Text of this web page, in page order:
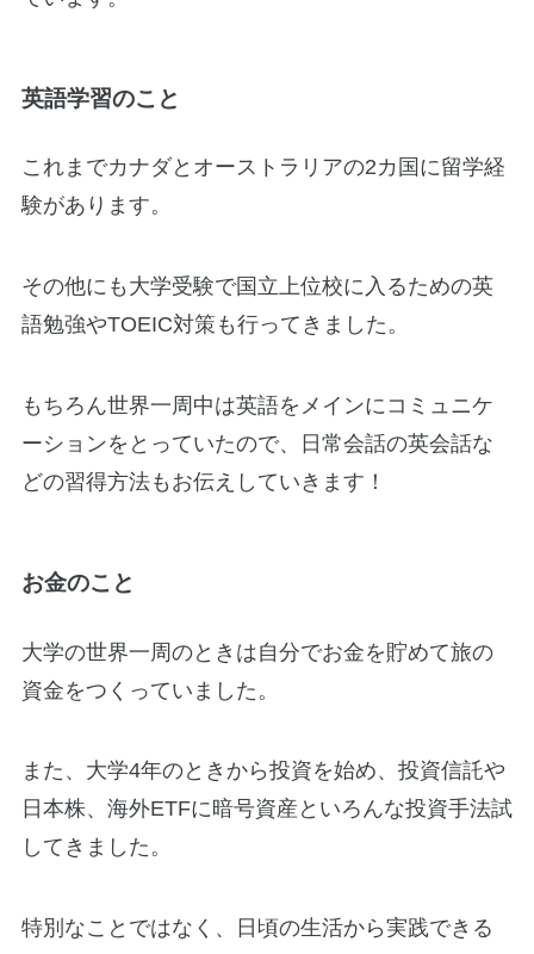
英語学習のこと
これまでカナダとオーストラリアの2カ国に留学経
験があります。
その他にも大学受験で国立上位校に入るための英
語勉強やTOEIC対策も行ってきました。
もちろん世界一周中は英語をメインにコミュニケ
ーションをとっていたので、日常会話の英会話な
どの習得方法もお伝えしていきます！
お金のこと
大学の世界一周のときは自分でお金を貯めて旅の
資金をつくっていました。
また、大学4年のときから投資を始め、投資信託や
日本株、海外ETFに暗号資産といろんな投資手法試
してきました。
特別なことではなく、日頃の生活から実践できる